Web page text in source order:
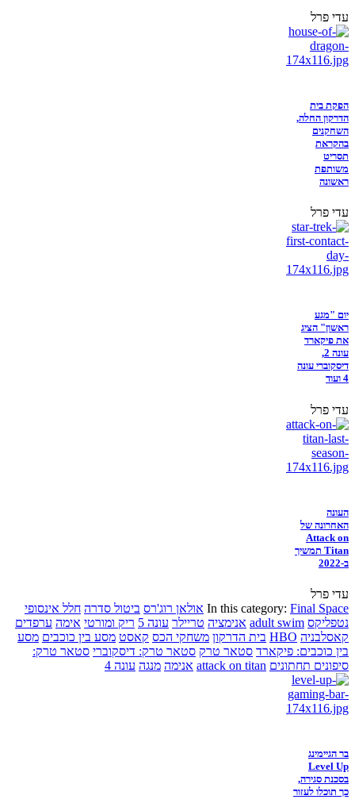
עדי פרל
הפקת בית
הדרקון החלה,
השחקנים
בהקראת
תסריט
משותפת
ראשונה
עדי פרל
יום "מגע
ראשון" הציג
את פיקארד
עונה 2,
דיסקוברי עונה
4 ועוד
עדי פרל
העונה
האחרונה של
Attack on
Titan תמשיך
ב-2022
עדי פרל
In this category: Final Space אולאן רוג'רס ביטול סדרה חלל אינסופי
נטפליקס adult swim אנימציה טריילר עונה 5 ריק ומורטי אימה ערפדים
קאסלבניה HBO בית הדרקון משחקי הכס קאסט מסע בין כוכבים מסע
בין כוכבים: פיקארד סטאר טרק סטאר טרק: דיסקוברי סטאר טרק:
סיפונים תחתונים attack on titan אנימה מנגה עונה 4
בר הגיימינג
Level Up
בסכנת סגירה,
כך תוכלו לעזור